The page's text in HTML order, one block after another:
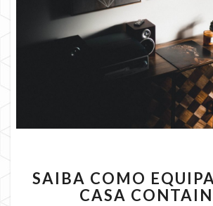
COMO
EQUIPAR
SAIBA COMO
CASA